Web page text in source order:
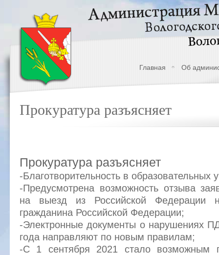
Главная Об
Прокуратура разъясняет
Прокуратура разъясняет
-Благотворительность в образовательных
-Предусмотрена возможность отзыва
на выезд из Российской Федерации
гражданина Российской Федерации;
-Электронные документы о нарушениях
года направляют по новым правилам;
-С 1 сентября 2021 стало возможным